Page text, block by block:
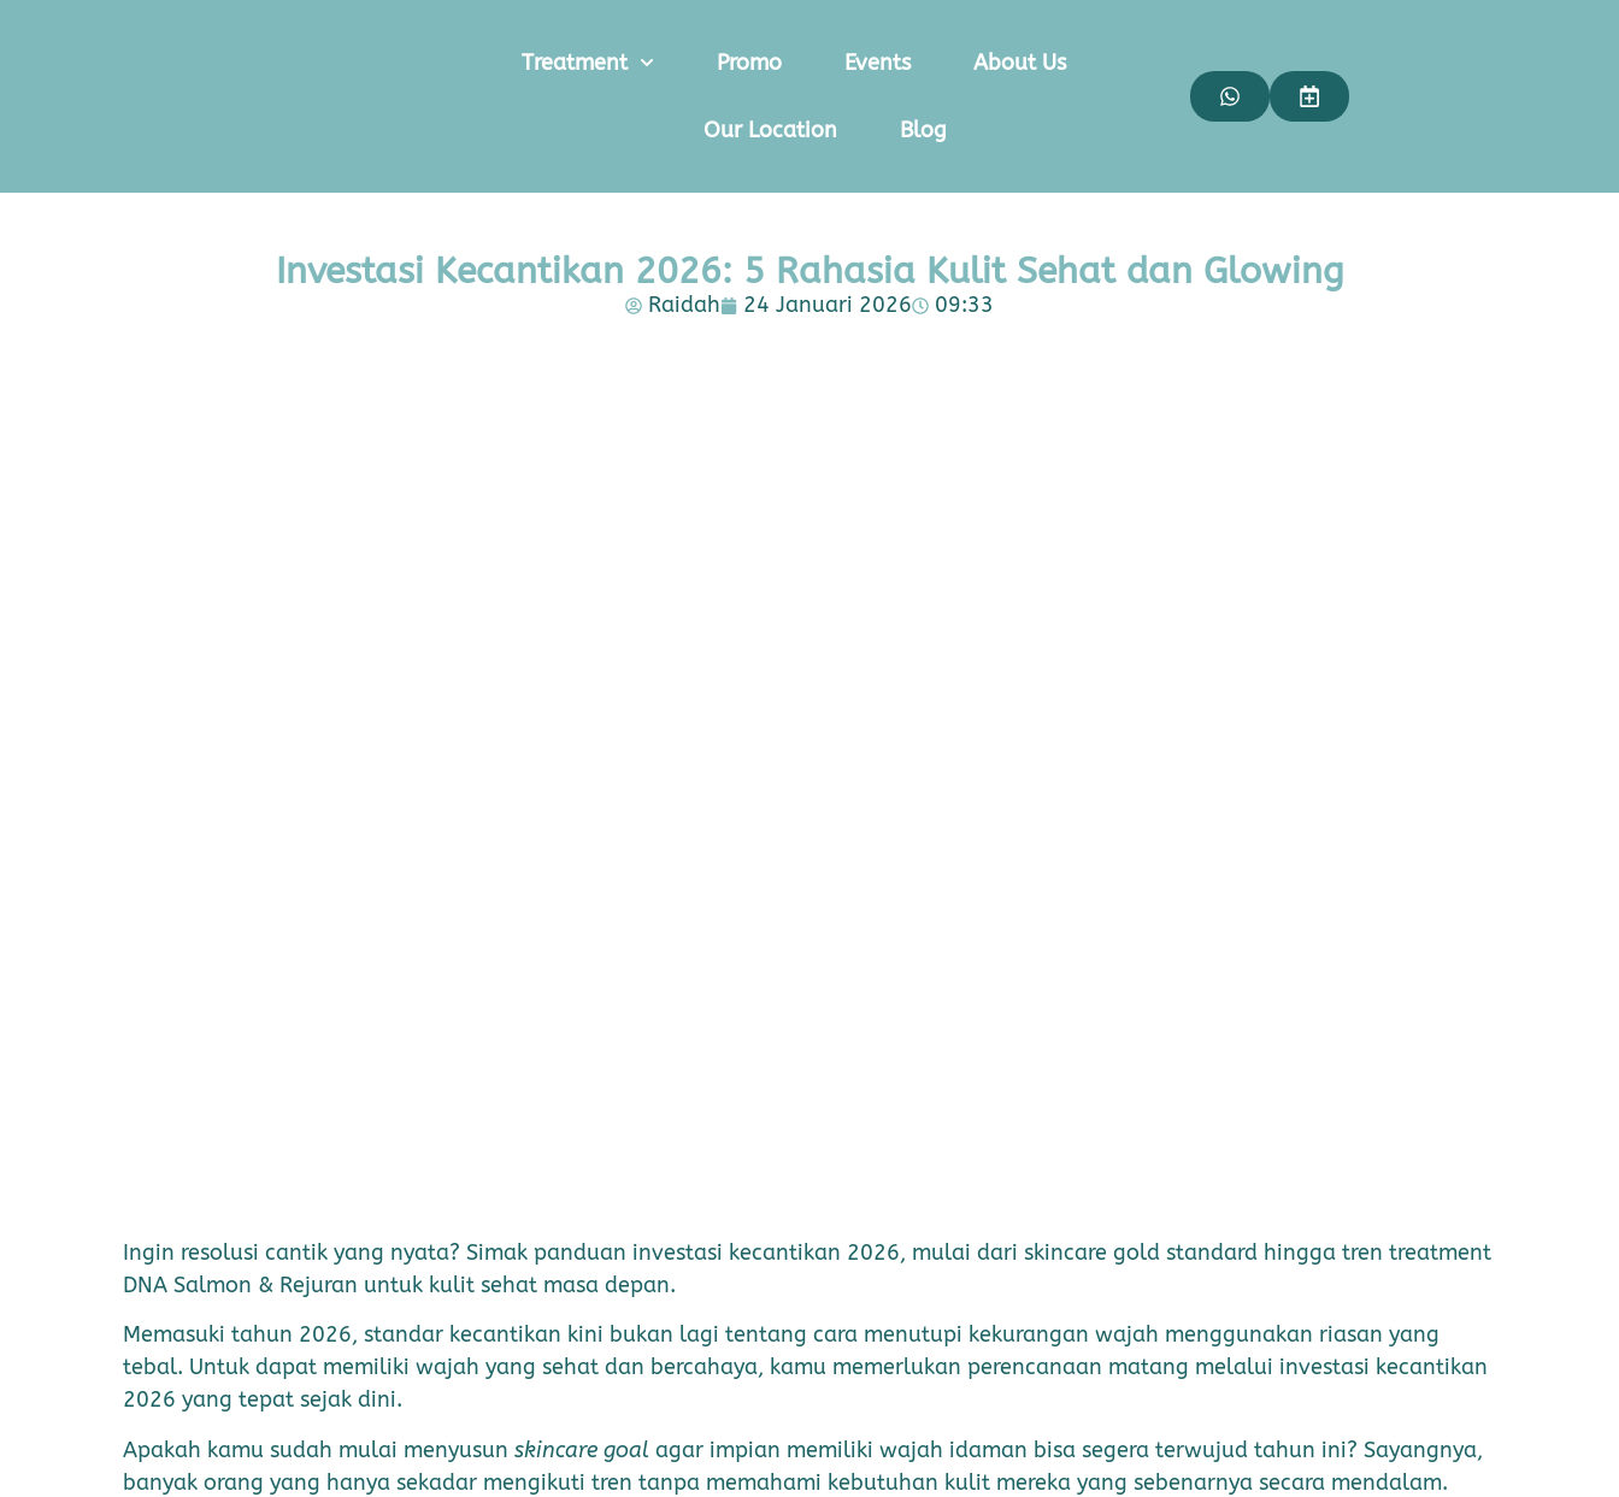
Treatment Promo Events About Us
Our Location Blog
Investasi Kecantikan 2026: 5 Rahasia Kulit Sehat dan Glowing
Raidah 24 Januari 2026 09:33
Ingin resolusi cantik yang nyata? Simak panduan investasi kecantikan 2026, mulai dari skincare gold standard hingga tren treatment
DNA Salmon & Rejuran untuk kulit sehat masa depan.
Memasuki tahun 2026, standar kecantikan kini bukan lagi tentang cara menutupi kekurangan wajah menggunakan riasan yang
tebal. Untuk dapat memiliki wajah yang sehat dan bercahaya, kamu memerlukan perencanaan matang melalui investasi kecantikan
2026 yang tepat sejak dini.
Apakah kamu sudah mulai menyusun skincare goal agar impian memiliki wajah idaman bisa segera terwujud tahun ini? Sayangnya,
banyak orang yang hanya sekadar mengikuti tren tanpa memahami kebutuhan kulit mereka yang sebenarnya secara mendalam.